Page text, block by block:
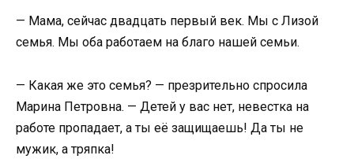
— Мама, сейчас двадцать первый век. Мы с Лизой
семья. Мы оба работаем на благо нашей семьи.
— Какая же это семья? — презрительно спросила
Марина Петровна. — Детей у вас нет, невестка на
работе пропадает, а ты её защищаешь! Да ты не
мужик, а тряпка!